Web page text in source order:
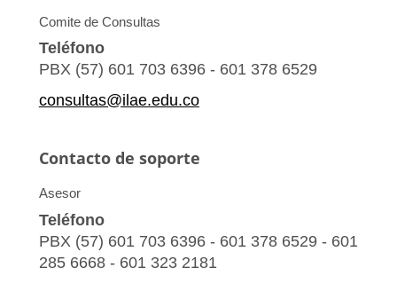
Comite de Consultas
Teléfono
PBX (57) 601 703 6396 - 601 378 6529
consultas@ilae.edu.co
Contacto de soporte
Asesor
Teléfono
PBX (57) 601 703 6396 - 601 378 6529 - 601
285 6668 - 601 323 2181